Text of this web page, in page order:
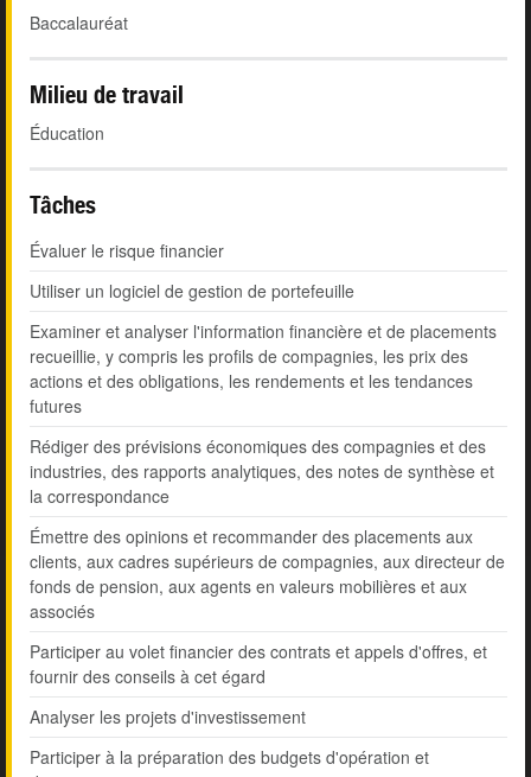
Baccalauréat
Milieu de travail
Éducation
Tâches
Évaluer le risque financier
Utiliser un logiciel de gestion de portefeuille
Examiner et analyser l'information financière et de placements
recueillie, y compris les profils de compagnies, les prix des
actions et des obligations, les rendements et les tendances
futures
Rédiger des prévisions économiques des compagnies et des
industries, des rapports analytiques, des notes de synthèse et
la correspondance
Émettre des opinions et recommander des placements aux
clients, aux cadres supérieurs de compagnies, aux directeur de
fonds de pension, aux agents en valeurs mobilières et aux
associés
Participer au volet financier des contrats et appels d'offres, et
fournir des conseils à cet égard
Analyser les projets d'investissement
Participer à la préparation des budgets d'opération et